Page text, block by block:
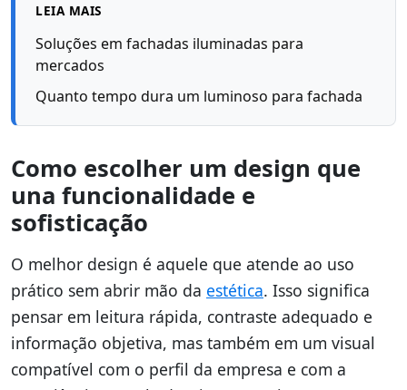
LEIA MAIS
Soluções em fachadas iluminadas para
mercados
Quanto tempo dura um luminoso para fachada
Como escolher um design que
una funcionalidade e
sofisticação
O melhor design é aquele que atende ao uso
prático sem abrir mão da estética. Isso significa
pensar em leitura rápida, contraste adequado e
informação objetiva, mas também em um visual
compatível com o perfil da empresa e com a